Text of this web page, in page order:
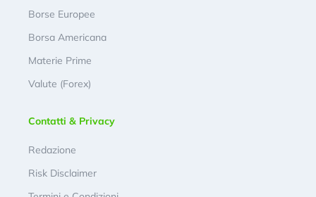
Borse Europee
Borsa Americana
Materie Prime
Valute (Forex)
Contatti & Privacy
Redazione
Risk Disclaimer